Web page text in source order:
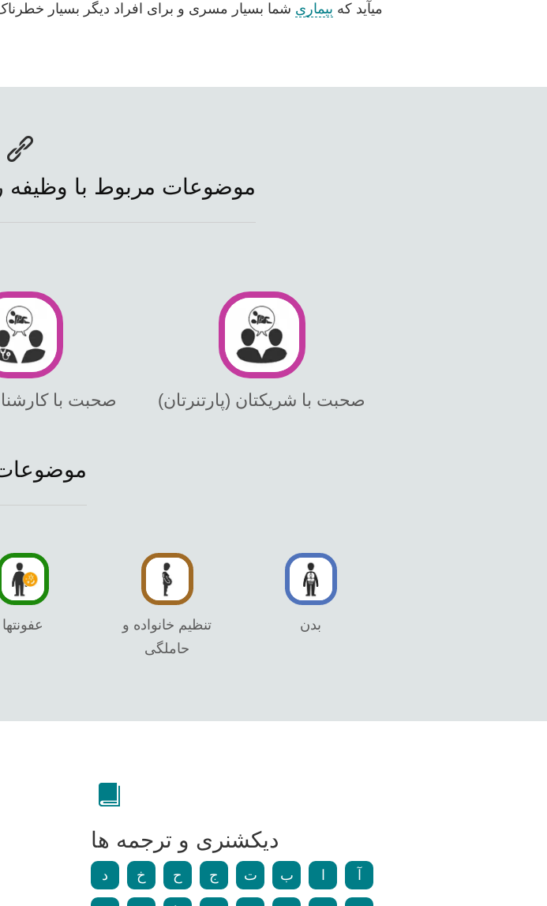
میآید که بیماری شما بسیار مسری و برای افراد دیگر بسیار
موضوعات مربوط با
صحبت با شریکتان (پارتنرتان) صحبت با
بدن
تنظیم خانواده و
حاملگی
عفونتها
دیکشنری و ترجمه ها
ب ت ج ح خ د